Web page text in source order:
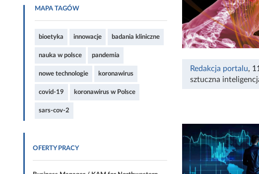
MAPA TAGÓW
bioetyka innowacje badania kliniczne
nauka w polsce pandemia
nowe technologie koronawirus
covid-19 koronawirus w Polsce
sars-cov-2
OFERTY PRACY
Redakcja portalu,
sztuczna